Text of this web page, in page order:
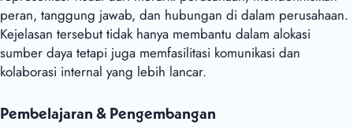
peran, tanggung jawab, dan hubungan di dalam perusahaan.
Kejelasan tersebut tidak hanya membantu dalam alokasi
sumber daya tetapi juga memfasilitasi komunikasi dan
kolaborasi internal yang lebih lancar.
Pembelajaran & Pengembangan